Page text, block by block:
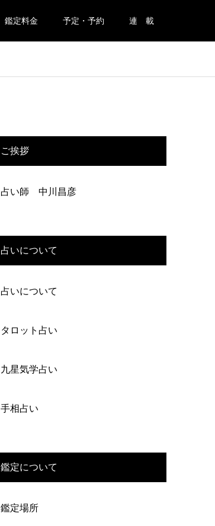
鑑定料金 予定・予約 連 載
ご挨拶
占い師 中川昌彦
占いについて
占いについて
タロット占い
九星気学占い
手相占い
鑑定について
鑑定場所